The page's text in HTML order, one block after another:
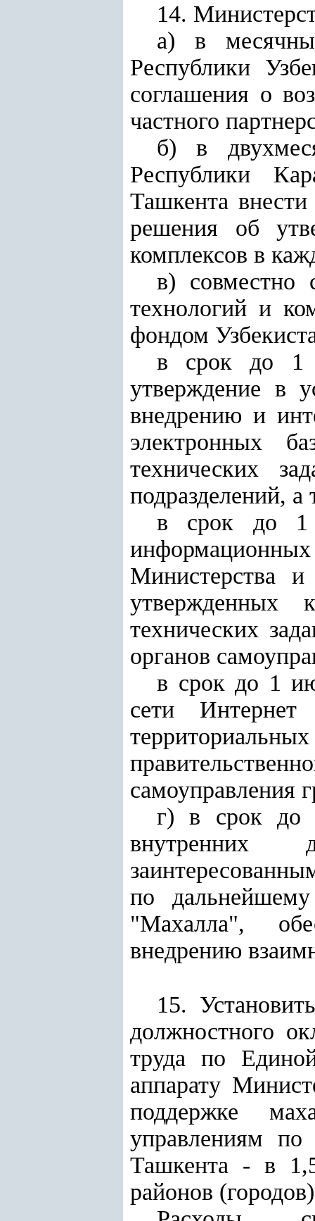
14.
а) в
Республики
соглашения о
частного
б) в
Республики
Ташкента
решения об
комплексов в
в) совместно
технологий и
фондом
в срок до 1
утверждение в
внедрению и
электронных
технических
подразделений,
в срок до 1
Министерства и
утвержденных
технических
органов
в срок до 1
сети
самоуправления
г) в срок до
внутренних
по
"Махалла",
внедрению
15.
должностного
труда по
аппарату
поддержке
управлениям
Ташкента - в
районов